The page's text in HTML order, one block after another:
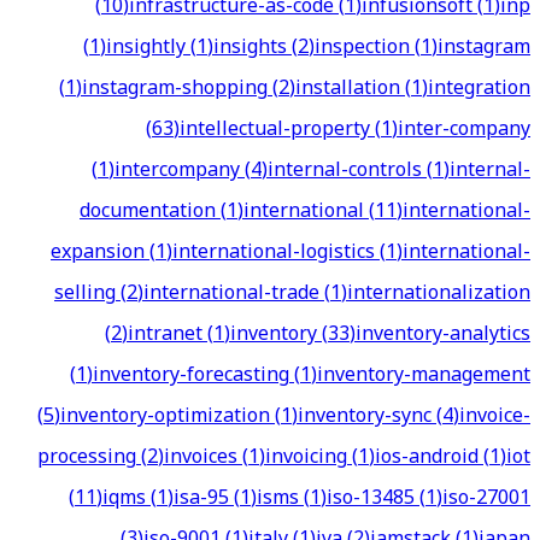
(1)insightly(1)insights(2)inspection(1)instagram
(1)instagram-shopping(2)installation(1)integration
(63)intellectual-property(1)inter-company
(1)intercompany(4)internal-controls(1)internal-
documentation(1)international(11)international-
expansion(1)international-logistics(1)international-
selling(2)international-trade(1)internationalization
(2)intranet(1)inventory(33)inventory-analytics
(1)inventory-forecasting(1)inventory-management
(5)inventory-optimization(1)inventory-sync(4)invoice-
processing(2)invoices(1)invoicing(1)ios-android(1)iot
(11)iqms(1)isa-95(1)isms(1)iso-13485(1)iso-27001